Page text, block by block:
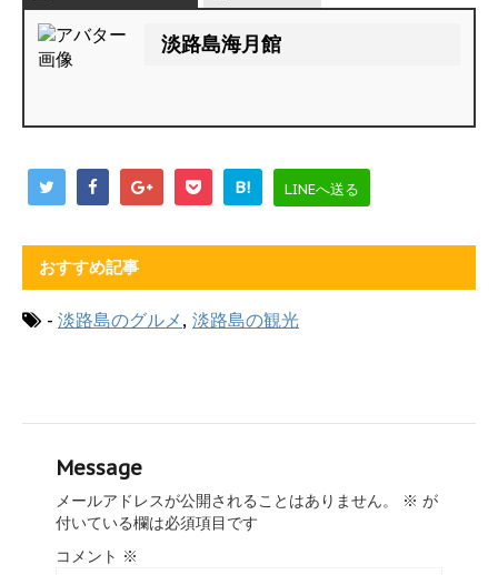
淡路島海月館
B! LINEへ送る
おすすめ記事
- 淡路島のグルメ , 淡路島の観光
Message
メールアドレスが公開されることはありません。 ※ が
付いている欄は必須項目です
コメント ※